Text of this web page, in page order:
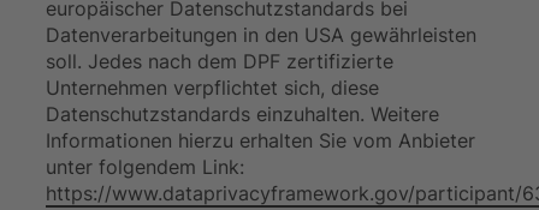
europäischer Datenschutzstandards bei
Datenverarbeitungen in den USA gewährleisten
soll. Jedes nach dem DPF zertifizierte
Unternehmen verpflichtet sich, diese
Datenschutzstandards einzuhalten. Weitere
Informationen hierzu erhalten Sie vom Anbieter
unter folgendem Link:
https://www.dataprivacyframework.gov/participant/